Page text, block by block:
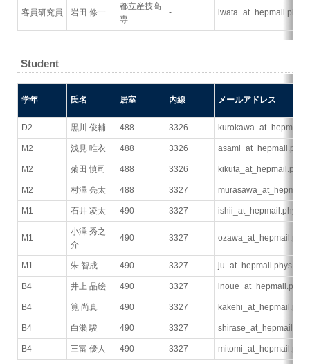
客員研究員 岩田 修一
都立産技高
専
-
Student
学年 氏名 居室 内線 メールアドレス
D2 黒川 俊輔 488 3326
M2 浅見 唯衣 488 3326
M2 菊田 慎司 488 3326
M2 村澤 亮太 488 3327
M1 石井 凌太 490 3327
M1
小澤 秀之
介
490 3327
M1 朱 智成 490 3327
B4 井上 晶絵 490 3327
B4 筧 尚真 490 3327
B4 白瀨 駿 490 3327
B4 三富 優人 490 3327